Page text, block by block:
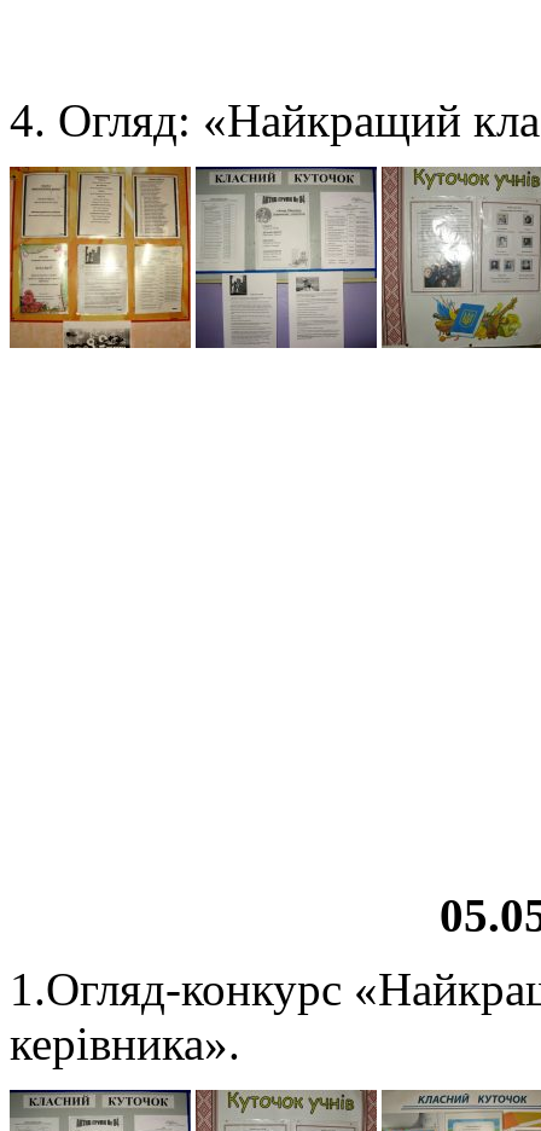
Огляд: «Найкращий
1.Огляд-конкурс
керівника».